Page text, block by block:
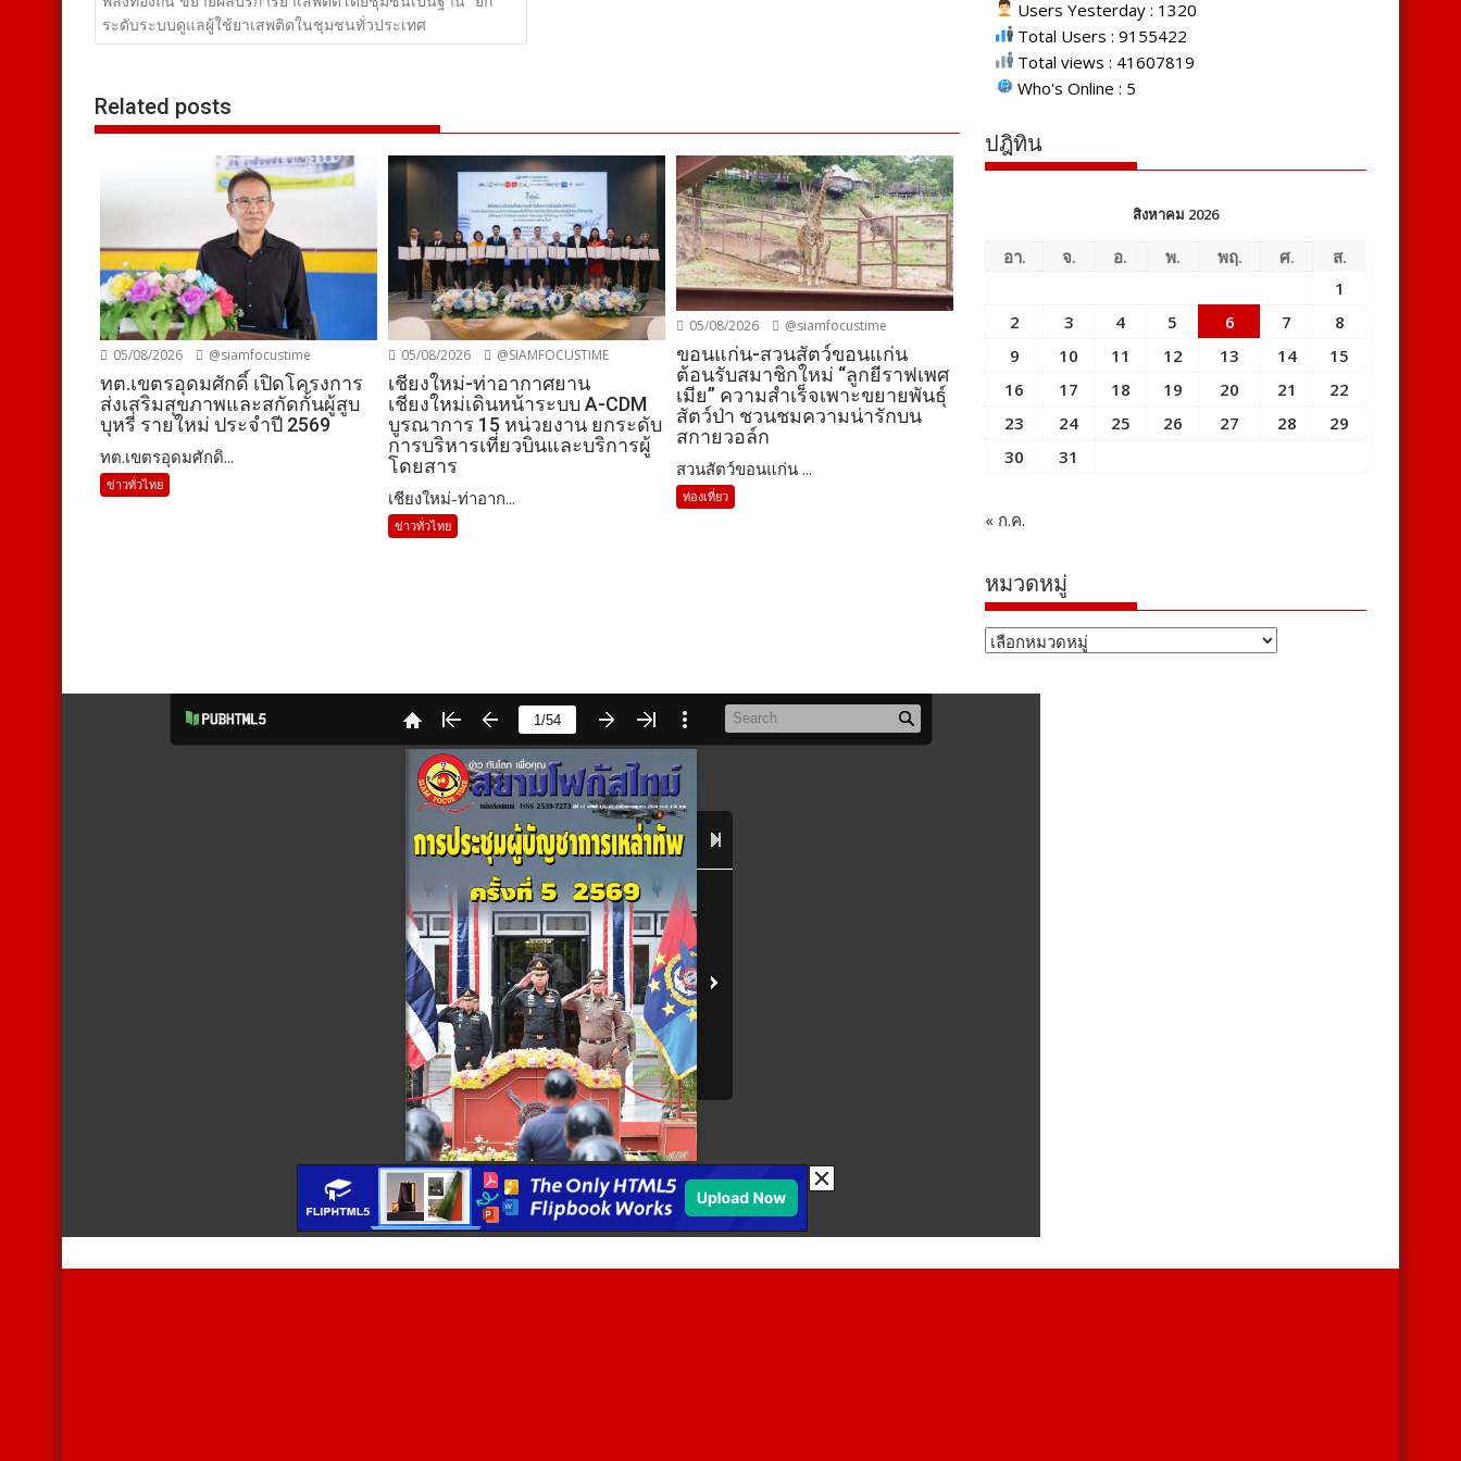
เรื่อง
ระดับระบบดูแลผู้ใช้ยาเสพติดในชุมชนทั่วประเทศ
Related posts
05/08/2026 @siamfocustime
ทต.เขตรอุดมศักดิ์ เปิดโครงการ
ส่งเสริมสุขภาพและสกัดกั้นผู้สูบ
บุหรี่ รายใหม่ ประจำปี 2569
ทต.เขตรอุดมศักดิ...
ข่าวทั่วไทย
05/08/2026 @SIAMFOCUSTIME
เชียงใหม่-ท่าอากาศยาน
เชียงใหม่เดินหน้าระบบ A-CDM
บูรณาการ 15 หน่วยงาน ยกระดับ
การบริหารเที่ยวบินและบริการผู้
โดยสาร
เชียงใหม่-ท่าอาก...
ข่าวทั่วไทย
05/08/2026 @siamfocustime
ขอนแก่น-สวนสัตว์ขอนแก่น
ต้อนรับสมาชิกใหม่ “ลูกยีราฟเพศ
เมีย” ความสำเร็จเพาะขยายพันธุ์
สัตว์ป่า ชวนชมความน่ารักบน
สกายวอล์ก
สวนสัตว์ขอนแก่น ...
ท่องเที่ยว
Users Yesterday : 1320
Total Users : 9155422
Total views : 41607819
Who's Online : 5
ปฎิทิน
สิงหาคม 2026
อา. จ. อ. พ. พฤ. ศ.
ส.
1
2
3 4 5 6 7
8
9
10 11 12 13 14
15
16
17 18 19 20 21
22
23
24 25 26 27 28
29
30
31
« ก.ค.
หมวดหมู่
หมวด